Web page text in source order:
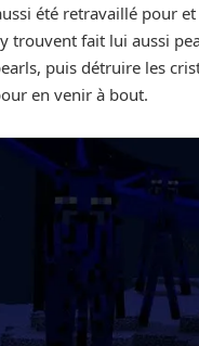
été retravaillé pour
trouvent fait lui aussi
puis détruire les
en venir à bout.